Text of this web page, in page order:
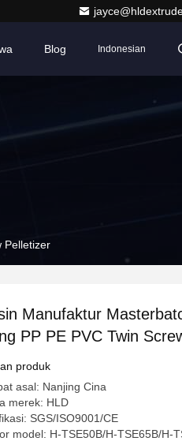
Blog Indonesian
Pelletizer
Manufaktur
PP PE PVC Twin
produk
asal: Nanjing Cina
merek: HLD
SGS/ISO9001/CE
model: H-TSE50B/H-TSE65B/H-